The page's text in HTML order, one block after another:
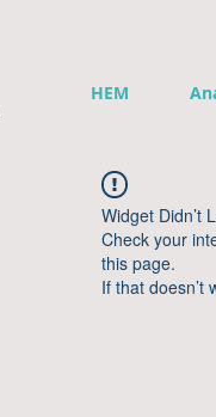
HEM
Widget Didn’t
Check your
this page.
If that doesn’t